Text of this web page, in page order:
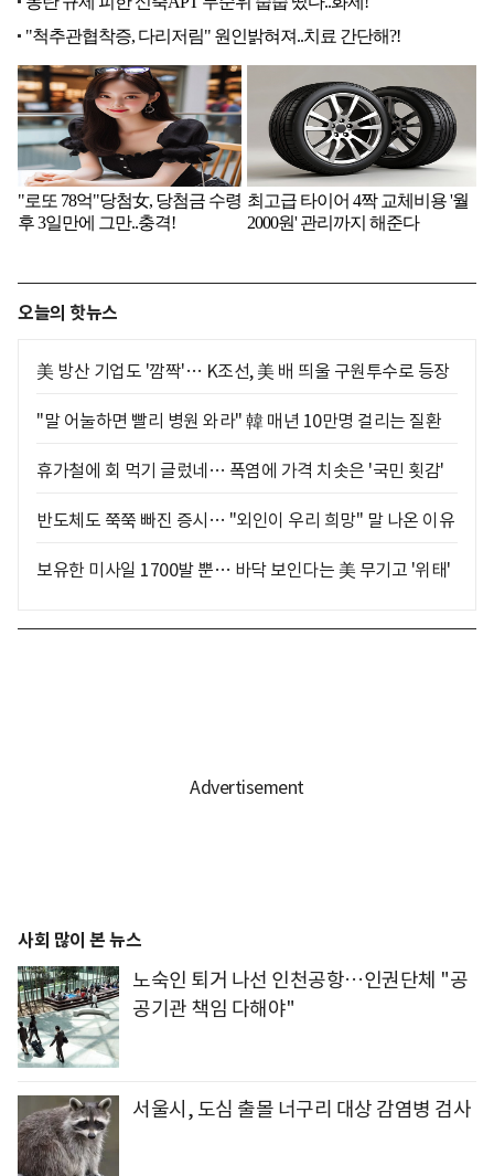
오늘의 핫뉴스
美 방산 기업도 '깜짝'… K조선, 美 배 띄울 구원투수로 등장
"말 어눌하면 빨리 병원 와라" 韓 매년 10만명 걸리는 질환
휴가철에 회 먹기 글렀네… 폭염에 가격 치솟은 '국민 횟감'
반도체도 쭉쭉 빠진 증시… "외인이 우리 희망" 말 나온 이유
보유한 미사일 1700발 뿐… 바닥 보인다는 美 무기고 '위태'
사회 많이 본 뉴스
노숙인 퇴거 나선 인천공항…인권단체 "공
공기관 책임 다해야"
서울시, 도심 출몰 너구리 대상 감염병 검사